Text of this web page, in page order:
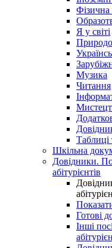
Фізична
Я у світі
Музика
Читання
Таблиці
Шкільна
Довідники.
абітурієнтів
Готові
Інші